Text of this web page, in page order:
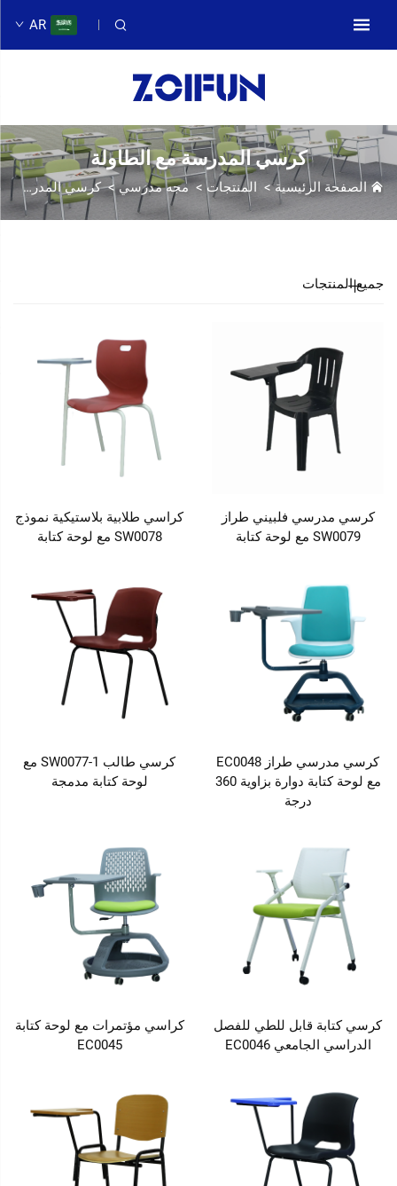
AR
كرسي المدرسة مع الطاولة
الصفحة الرئيسية> المنتجات>مجه مدرسي>كرسي المدرسة مع الطاولة
جميع المنتجات
كرسي مدرسي فلبيني طراز
SW0079 مع لوحة كتابة
كراسي طلابية بلاستيكية نموذج
SW0078 مع لوحة كتابة
كرسي مدرسي طراز EC0048
مع لوحة كتابة دوارة بزاوية 360
درجة
كرسي طالب SW0077-1 مع
لوحة كتابة مدمجة
كرسي كتابة قابل للطي للفصل
الدراسي الجامعي EC0046
كراسي مؤتمرات مع لوحة كتابة
EC0045